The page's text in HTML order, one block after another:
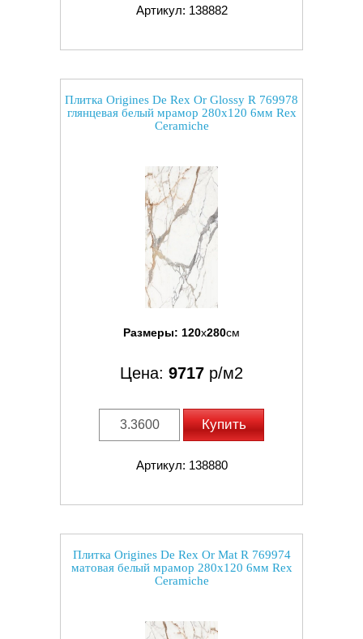
Артикул: 138882
Плитка Origines De Rex Or Glossy R 769978
глянцевая белый мрамор 280x120 6мм Rex
Ceramiche
Размеры: 120x280см
Цена: 9717 р/м2
Купить
Артикул: 138880
Плитка Origines De Rex Or Mat R 769974
матовая белый мрамор 280x120 6мм Rex
Ceramiche